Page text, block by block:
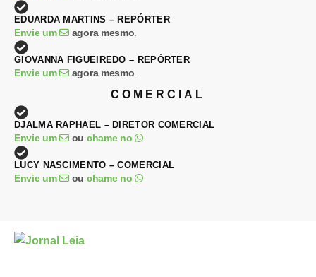
EDUARDA MARTINS – REPÓRTER
Envie um agora mesmo
GIOVANNA FIGUEIREDO – REPÓRTER
Envie um agora mesmo
COMERCIAL
DJALMA RAPHAEL – DIRETOR COMERCIAL
Envie um ou chame no
LUCY NASCIMENTO – COMERCIAL
Envie um ou chame no